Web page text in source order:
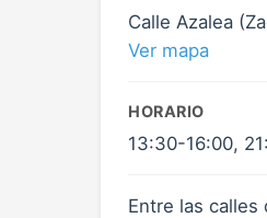
Calle Azalea
Ver mapa
HORARIO
13:30-16:00,
Entre las calles